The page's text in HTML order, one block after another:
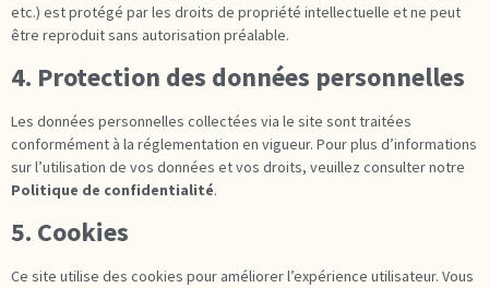
etc.) est protégé par les droits de propriété intellectuelle et ne peut
être reproduit sans autorisation préalable.
4. Protection des données personnelles
Les données personnelles collectées via le site sont traitées
conformément à la réglementation en vigueur. Pour plus d’informations
sur l’utilisation de vos données et vos droits, veuillez consulter notre
Politique de confidentialité.
5. Cookies
Ce site utilise des cookies pour améliorer l’expérience utilisateur. Vous